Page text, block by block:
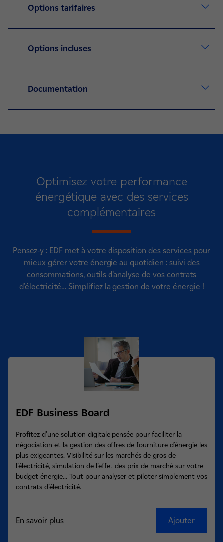
Options tarifaires
Options incluses
Documentation
Optimisez votre performance
énergétique avec des services
complémentaires
Pensez-y : EDF met à votre disposition des services pour
mieux gérer votre énergie au quotidien : suivi des
consommations, outils d’analyse de vos contrats
d’électricité… Simplifiez la gestion de votre énergie !
EDF Business Board
Profitez d’une solution digitale pensée pour faciliter la
négociation et la gestion des offres de fourniture d’énergie les
plus exigeantes. Visibilité sur les marchés de gros de
l’électricité, simulation de l’effet des prix de marché sur votre
budget énergie… Tout pour analyser et piloter simplement vos
contrats d’électricité.
En savoir plus Ajouter